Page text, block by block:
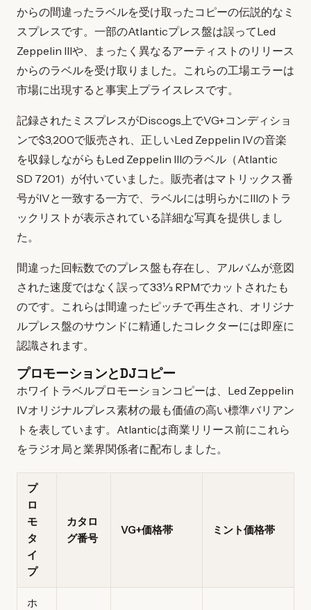
からの間違ったラベルを受け取ったコピーの伝説的なミ
スプレスです。一部のAtlanticプレス盤は誤ってLed
Zeppelin IIIや、まったく異なるアーティストのリリース
からのラベルを受け取りました。これらの工場エラーは
市場に出現すると事実上プライスレスです。
記録されたミスプレスがDiscogs上でVG+コンディショ
ンで$3,200で販売され、正しいLed Zeppelin IVの音楽
を収録しながらもLed Zeppelin IIIのラベル（Atlantic
SD 7201）が付いていました。販売者はマトリックス番
号がIVと一致する一方で、ラベルには明らかにIIIのトラ
ックリストが表示されている詳細な写真を提供しまし
た。
間違った回転数でのプレス盤も存在し、アルバムが意図
された速度ではなく誤って33⅓ RPMでカットされたも
のです。これらは間違ったピッチで再生され、オリジナ
ルプレス盤のサウンドに精通したコレクターには即座に
認識されます。
プロモーションとDJコピー
ホワイトラベルプロモーションコピーは、Led Zeppelin
IVオリジナルプレス素材の最も価値の高い標準バリアン
トを表しています。Atlanticは商業リリース前にこれら
をラジオ局と業界関係者に配布しました。
プ
ロ
モ
タ
イ
プ
カタロ
グ番号
VG+価格帯 ミント価格帯
ホ